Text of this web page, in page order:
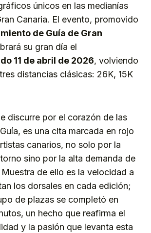
únicos en las medianías
Canaria. El evento, promovido
de Guía de Gran
su gran día el
11 de abril de 2026, volviendo
distancias clásicas: 26K, 15K
discurre por el corazón de las
es una cita marcada en rojo
canarios, no solo por la
sino por la alta demanda de
de ello es la velocidad a
los dorsales en cada edición;
de plazas se completó en
un hecho que reafirma el
y la pasión que levanta esta